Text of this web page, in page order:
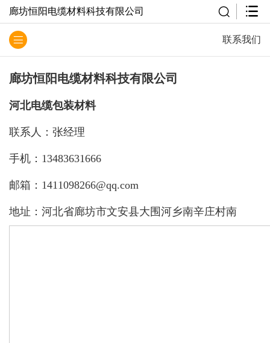
廊坊恒阳电缆材料科技有限公司
联系我们
廊坊恒阳电缆材料科技有限公司
河北电缆包装材料
联系人：张经理
手机：13483631666
邮箱：1411098266@qq.com
地址：河北省廊坊市文安县大围河乡南辛庄村南